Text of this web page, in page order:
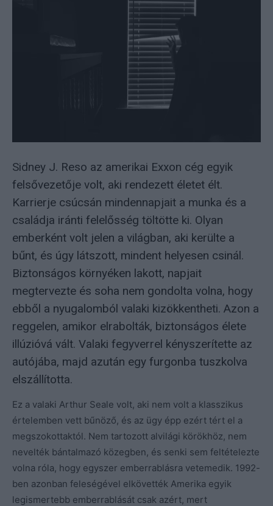
Sidney J. Reso az amerikai Exxon cég egyik
felsővezetője volt, aki rendezett életet élt.
Karrierje csúcsán mindennapjait a munka és a
családja iránti felelősség töltötte ki. Olyan
emberként volt jelen a világban, aki kerülte a
bűnt, és úgy látszott, mindent helyesen csinál.
Biztonságos környéken lakott, napjait
megtervezte és soha nem gondolta volna, hogy
ebből a nyugalomból valaki kizökkentheti. Azon a
reggelen, amikor elrabolták, biztonságos élete
illúzióvá vált. Valaki fegyverrel kényszerítette az
autójába, majd azután egy furgonba tuszkolva
elszállította.
Ez a valaki Arthur Seale volt, aki nem volt a klasszikus
értelemben vett bűnöző, és az ügy épp ezért tért el a
megszokottaktól. Nem tartozott alvilági körökhöz, nem
nevelték bántalmazó közegben, és senki sem feltételezte
volna róla, hogy egyszer emberrablásra vetemedik. 1992-
ben azonban feleségével elkövették Amerika egyik
legismertebb emberrablását csak azért, mert